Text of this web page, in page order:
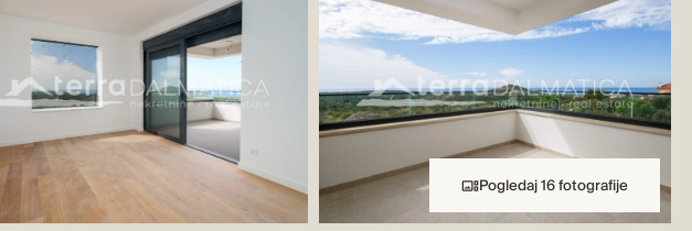
Pogledaj 16 fotografije